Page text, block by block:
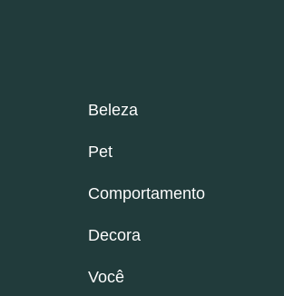
Beleza
Pet
Comportamento
Decora
Você